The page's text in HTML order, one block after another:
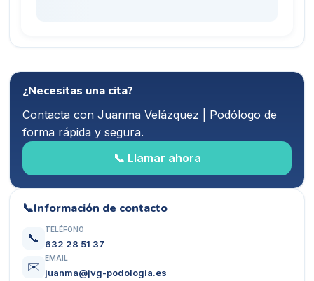
¿Necesitas una cita?
Contacta conJuanma Velázquez | Podólogo de
forma rápida y segura.
📞 Llamar ahora
📞Información de contacto
📞
TELÉFONO
632 28 51 37
✉️
EMAIL
juanma@jvg-podologia.es